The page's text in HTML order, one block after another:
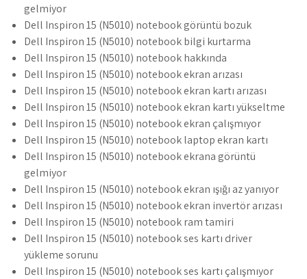
gelmiyor
Dell Inspiron 15 (N5010) notebook görüntü bozuk
Dell Inspiron 15 (N5010) notebook bilgi kurtarma
Dell Inspiron 15 (N5010) notebook hakkında
Dell Inspiron 15 (N5010) notebook ekran arızası
Dell Inspiron 15 (N5010) notebook ekran kartı arızası
Dell Inspiron 15 (N5010) notebook ekran kartı yükseltme
Dell Inspiron 15 (N5010) notebook ekran çalışmıyor
Dell Inspiron 15 (N5010) notebook laptop ekran kartı
Dell Inspiron 15 (N5010) notebook ekrana görüntü
gelmiyor
Dell Inspiron 15 (N5010) notebook ekran ışığı az yanıyor
Dell Inspiron 15 (N5010) notebook ekran invertör arızası
Dell Inspiron 15 (N5010) notebook ram tamiri
Dell Inspiron 15 (N5010) notebook ses kartı driver
yükleme sorunu
Dell Inspiron 15 (N5010) notebook ses kartı çalışmıyor